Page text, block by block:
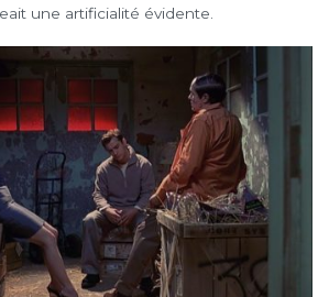
une artificialité évidente.